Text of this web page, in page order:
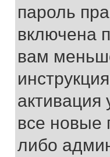
пароль
включена
вам
активация
все новые
либо